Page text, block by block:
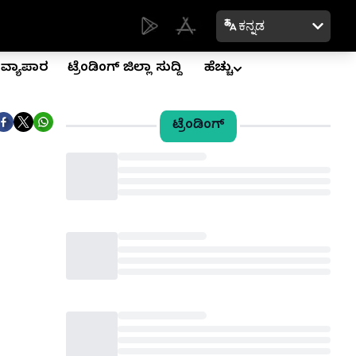
ಕನ್ನಡ
ವ್ಯಾಪಾರ ಟ್ರೆಂಡಿಂಗ್ ಜಿಲ್ಲಾ ಸುದ್ದಿ ಹೆಚ್ಚು
ಟ್ರೆಂಡಿಂಗ್